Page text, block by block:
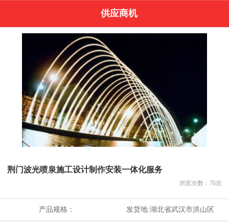
供应商机
荆门波光喷泉施工设计制作安装一体化服务
浏览次数： 76次
产品规格： 发货地:湖北省武汉市洪山区